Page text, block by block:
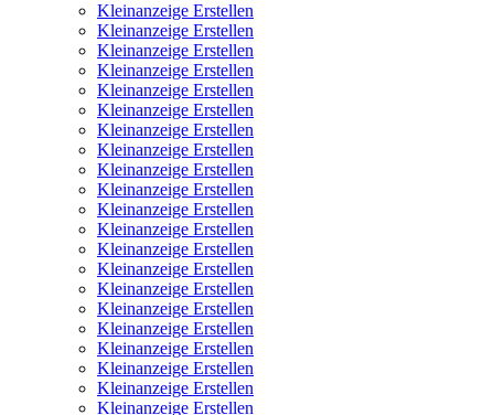
Kleinanzeige Erstellen
Kleinanzeige Erstellen
Kleinanzeige Erstellen
Kleinanzeige Erstellen
Kleinanzeige Erstellen
Kleinanzeige Erstellen
Kleinanzeige Erstellen
Kleinanzeige Erstellen
Kleinanzeige Erstellen
Kleinanzeige Erstellen
Kleinanzeige Erstellen
Kleinanzeige Erstellen
Kleinanzeige Erstellen
Kleinanzeige Erstellen
Kleinanzeige Erstellen
Kleinanzeige Erstellen
Kleinanzeige Erstellen
Kleinanzeige Erstellen
Kleinanzeige Erstellen
Kleinanzeige Erstellen
Kleinanzeige Erstellen